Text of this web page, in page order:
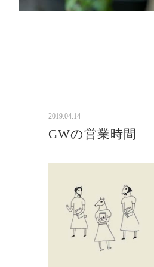
2019.04.14
GWの営業時間